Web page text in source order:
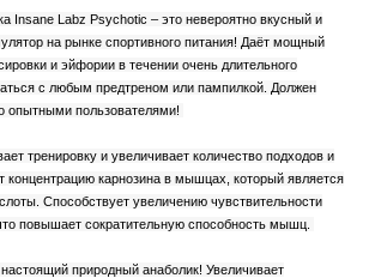
Insane Labz Psychotic – это невероятно вкусный и
на рынке спортивного питания! Даёт мощный
и эйфории в течении очень длительного
с любым предтреном или пампилкой. Должен
опытными пользователями!
тренировку и увеличивает количество подходов и
концентрацию карнозина в мышцах, который является
Способствует увеличению чувствительности
повышает сократительную способность мышц.
природный анаболик! Увеличивает